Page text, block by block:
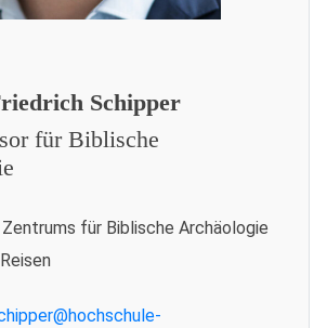
Schipper
für Biblische
für Biblische Archäologie